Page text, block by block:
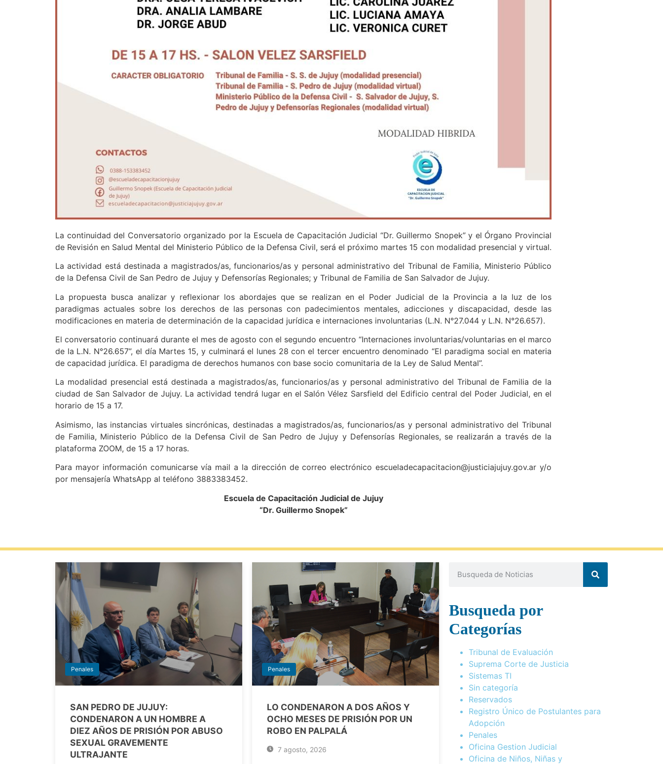
La continuidad del Conversatorio organizado por la Escuela de Capacitación Judicial “Dr. Guillermo Snopek” y el Órgano Provincial
de Revisión en Salud Mental del Ministerio Público de la Defensa Civil, será el próximo martes 15 con modalidad presencial y virtual.
La actividad está destinada a magistrados/as, funcionarios/as y personal administrativo del Tribunal de Familia, Ministerio Público
de la Defensa Civil de San Pedro de Jujuy y Defensorías Regionales; y Tribunal de Familia de San Salvador de Jujuy.
La propuesta busca analizar y reflexionar los abordajes que se realizan en el Poder Judicial de la Provincia a la luz de los
paradigmas actuales sobre los derechos de las personas con padecimientos mentales, adicciones y discapacidad, desde las
modificaciones en materia de determinación de la capacidad jurídica e internaciones involuntarias (L.N. N°27.044 y L.N. N°26.657).
El conversatorio continuará durante el mes de agosto con el segundo encuentro “Internaciones involuntarias/voluntarias en el marco
de la L.N. N°26.657”, el día Martes 15, y culminará el lunes 28 con el tercer encuentro denominado “El paradigma social en materia
de capacidad jurídica. El paradigma de derechos humanos con base socio comunitaria de la Ley de Salud Mental”.
La modalidad presencial está destinada a magistrados/as, funcionarios/as y personal administrativo del Tribunal de Familia de la
ciudad de San Salvador de Jujuy. La actividad tendrá lugar en el Salón Vélez Sarsfield del Edificio central del Poder Judicial, en el
horario de 15 a 17.
Asimismo, las instancias virtuales sincrónicas, destinadas a magistrados/as, funcionarios/as y personal administrativo del Tribunal
de Familia, Ministerio Público de la Defensa Civil de San Pedro de Jujuy y Defensorías Regionales, se realizarán a través de la
plataforma ZOOM, de 15 a 17 horas.
Para mayor información comunicarse vía mail a la dirección de correo electrónico escueladecapacitacion@justiciajujuy.gov.ar y/o
por mensajería WhatsApp al teléfono 3883383452.
Escuela de Capacitación Judicial de Jujuy
“Dr. Guillermo Snopek”
Penales
SAN PEDRO DE JUJUY:
CONDENARON A UN HOMBRE A
DIEZ AÑOS DE PRISIÓN POR ABUSO
SEXUAL GRAVEMENTE
ULTRAJANTE
Penales
LO CONDENARON A DOS AÑOS Y
OCHO MESES DE PRISIÓN POR UN
ROBO EN PALPALÁ
7 agosto, 2026
Busqueda por
Categorías
Tribunal de Evaluación
Suprema Corte de Justicia
Sistemas TI
Sin categoría
Reservados
Registro Único de Postulantes para
Adopción
Penales
Oficina Gestion Judicial
Oficina de Niños, Niñas y